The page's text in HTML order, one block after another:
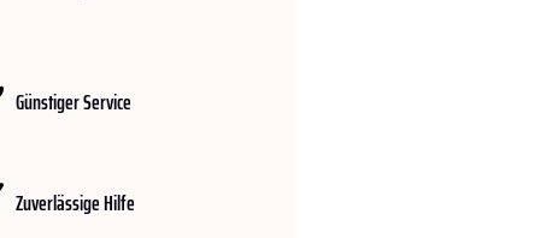
Günstiger Service
Zuverlässige Hilfe